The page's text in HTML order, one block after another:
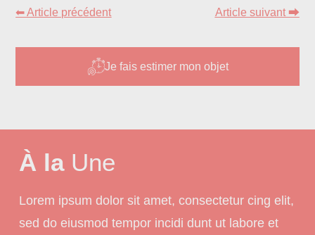
⬅ Article précédent Article suivant ⮕
Je fais estimer mon objet
À laUne
Lorem ipsum dolor sit amet, consectetur cing elit,
sed do eiusmod tempor incidi dunt ut labore et